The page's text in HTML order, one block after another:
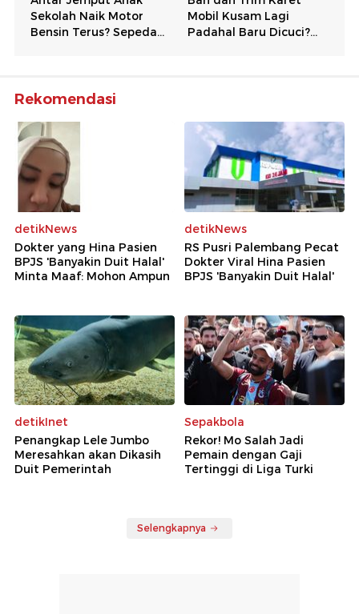
Rekomendasi
detikNews
Dokter yang Hina Pasien
BPJS 'Banyakin Duit Halal'
Minta Maaf: Mohon Ampun
detikNews
RS Pusri Palembang Pecat
Dokter Viral Hina Pasien
BPJS 'Banyakin Duit Halal'
detikInet
Penangkap Lele Jumbo
Meresahkan akan Dikasih
Duit Pemerintah
Sepakbola
Rekor! Mo Salah Jadi
Pemain dengan Gaji
Tertinggi di Liga Turki
Selengkapnya